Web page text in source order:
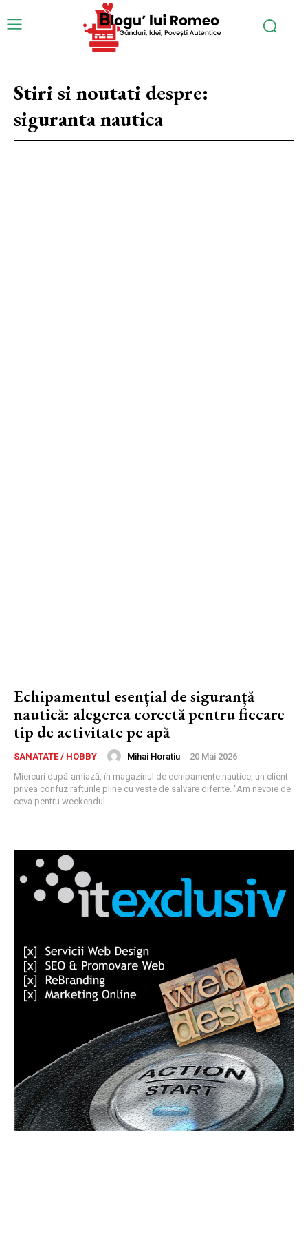
Stiri si noutati despre:
siguranta nautica
Echipamentul esențial de siguranță
nautică: alegerea corectă pentru fiecare
tip de activitate pe apă
SANATATE / HOBBY Mihai Horatiu - 20 Mai 2026
Miercuri după-amiază, în magazinul de echipamente nautice, un client
privea confuz rafturile pline cu veste de salvare diferite. "Am nevoie de
ceva pentru weekendul...